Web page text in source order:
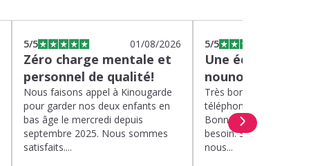
5/5 01/08/2026
Zéro charge mentale et
personnel de qualité!
Nous faisons appel à Kinougarde
pour garder nos deux enfants en
bas âge le mercredi depuis
septembre 2025. Nous sommes
satisfaits....
5/5
Une équipe
nounou parfaite!
Très bons interlocuteurs
téléphone. Rapidité.
Bonne compréhension
besoin. Soucis du détail.
nous...